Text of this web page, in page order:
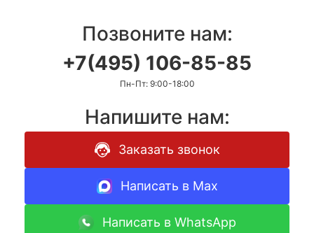
Позвоните нам:
+7(495) 106-85-85
Пн-Пт: 9:00-18:00
Напишите нам:
Заказать звонок
Написать в Max
Написать в WhatsApp